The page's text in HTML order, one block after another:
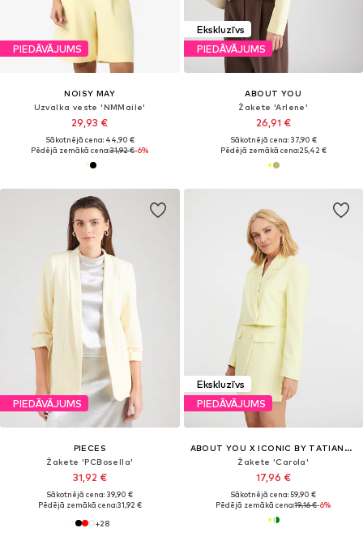
PIEDĀVĀJUMS
NOISY MAY
Uzvalka veste 'NMMaile'
29,93 €
Sākotnējā cena: 44,90 €
Pēdējā zemākā cena:31,92 €-6%
Ekskluzīvs
PIEDĀVĀJUMS
ABOUT YOU
Žakete 'Arlene'
26,91 €
Sākotnējā cena: 37,90 €
Pēdējā zemākā cena:25,42 €
PIEDĀVĀJUMS
PIECES
Žakete 'PCBosella'
31,92 €
Sākotnējā cena: 39,90 €
Pēdējā zemākā cena:31,92 €
+28
Ekskluzīvs
PIEDĀVĀJUMS
ABOUT YOU X ICONIC BY TATIANA KUCHAROVA
Žakete 'Carola'
17,96 €
Sākotnējā cena: 59,90 €
Pēdējā zemākā cena:19,16 €-6%